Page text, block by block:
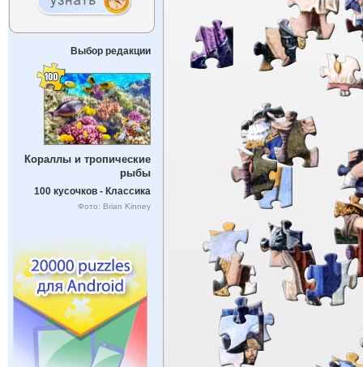
Выбор редакции
Кораллы и тропические
рыбы
100 кусочков - Классика
Фото: Brian Kinney